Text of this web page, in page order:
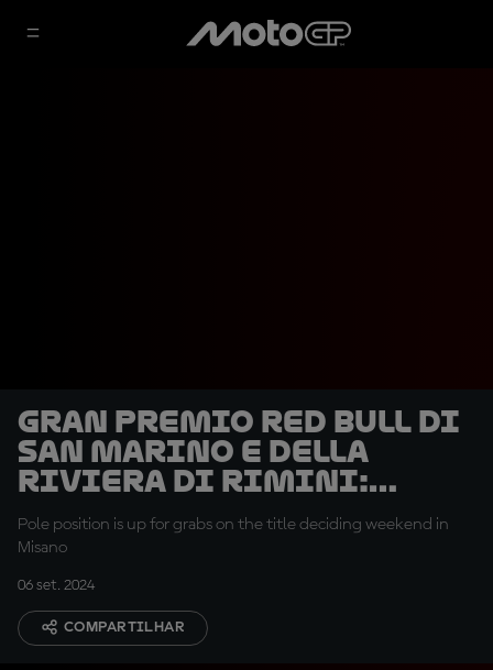
Gran Premio Red Bull di
San Marino e della
Riviera di Rimini:
MotoE™ Q2
Pole position is up for grabs on the title deciding weekend in
Misano
06 set. 2024
COMPARTILHAR